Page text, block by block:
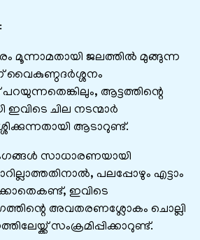
മൂന്നാമതായി ജലത്തിൽ മുങ്ങുന്ന
ആട്ടത്തിന്റെ
ഇവിടെ ചില നടന്മാർ
ആടാറുണ്ട്.
സാധാരണയായി
പലപ്പോഴും എട്ടാം
ഇവിടെ
അവതരണശ്ലോകം ചൊല്ലി
സംക്രമിപ്പിക്കാറുണ്ട്.